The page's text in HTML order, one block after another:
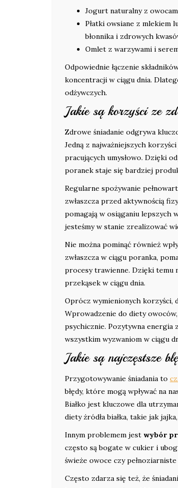
Jogurt naturalny z
Płatki owsiane z mlekiem
błonnika i zdrowych
Omlet z warzywami i
Odpowiednie łączenie
koncentracji w ciągu dnia.
odżywczych.
Jakie są korzyści ze
Zdrowe śniadanie odgrywa
Jedną z najważniejszych
pracujących umysłowo. Dzięki
poranek staje się bardziej
Regularne spożywanie
zwłaszcza przed aktywnością
pomagają w osiąganiu lepszych
jesteśmy w stanie zrealizować
Nie można pominąć również
zwłaszcza w ciągu poranka,
procesy trawienne. Dzięki temu
przekąsek w ciągu dnia.
Oprócz wymienionych korzyści,
Wprowadzenie do diety
psychicznie. Pozytywna energia
wszystkim wyzwaniom w ciągu
Jakie są najczęstsze
Przygotowywanie śniadania to
błędy, które mogą wpływać na
Białko jest kluczowe dla
diety żródła białka, takie jak
Innym problemem jest wybór
często są bogate w cukier i
świeże owoce czy
Często zdarza się też, że